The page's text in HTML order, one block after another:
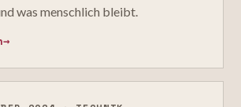
was menschlich bleibt.
→